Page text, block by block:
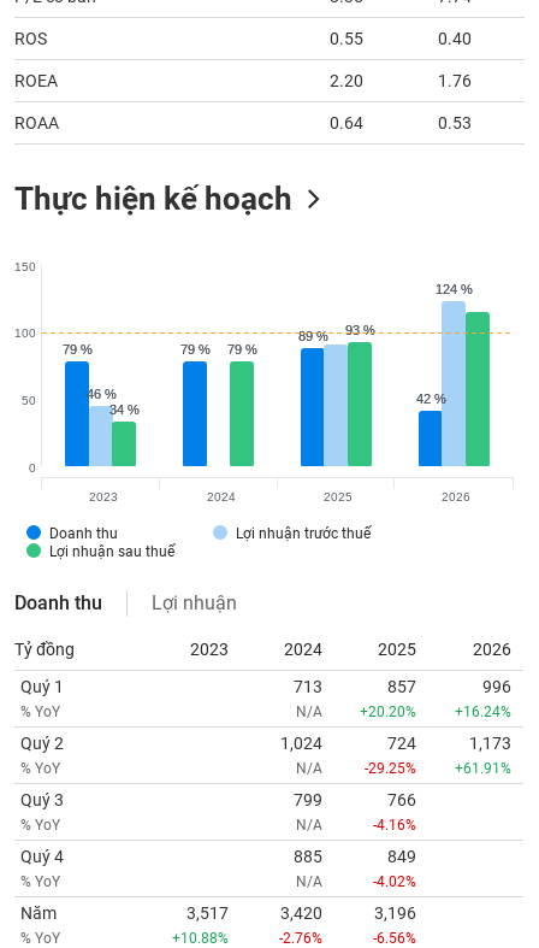
ROS 0.55 0.40
ROEA 2.20 1.76
ROAA 0.64 0.53
Thực hiện kế hoạch
79 %
79 % 79 %
79 %
89 %
89 %
42 %
42 %
46 %
46 %
124 %
124 %
34 %
34 %
79 %
79 %
93 %
93 %
Doanh thu
Lợi nhuận trước thuế
Lợi nhuận sau thuế
0
50
100
150
2023 2024 2025 2026
Doanh thu Lợi nhuận
Tỷ đồng 2023 2024 2025
2026
Quý 1
% YoY
713
N/A
857
+20.20%
996
+16.24%
Quý 2
% YoY
1,024
N/A
724
-29.25%
1,173
+61.91%
Quý 3
% YoY
799
N/A
766
-4.16%
Quý 4
% YoY
885
N/A
849
-4.02%
Năm
% YoY
3,517
+10.88%
3,420
-2.76%
3,196
-6.56%